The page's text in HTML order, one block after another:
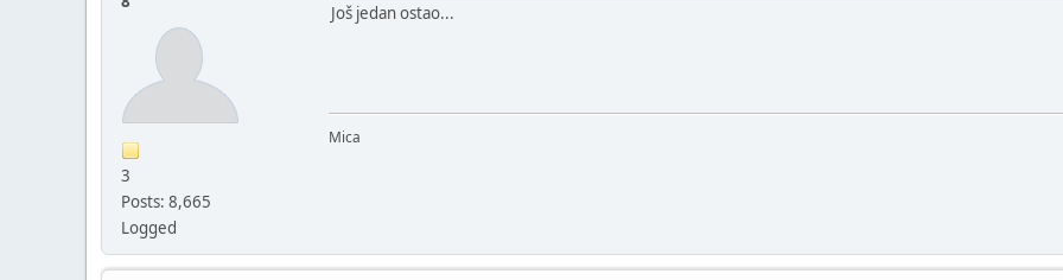
3
Posts: 8,665
Logged
Još jedan ostao...
Mica